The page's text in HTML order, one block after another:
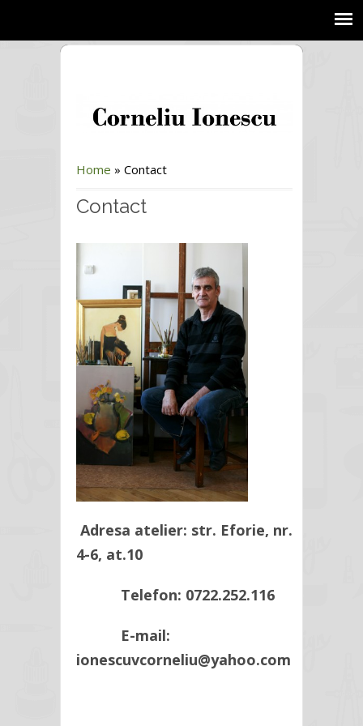
Home » Contact
Contact
Adresa atelier: str. Eforie, nr.
4-6, at.10
Telefon: 0722.252.116
E-mail:
ionescuvcorneliu@yahoo.com